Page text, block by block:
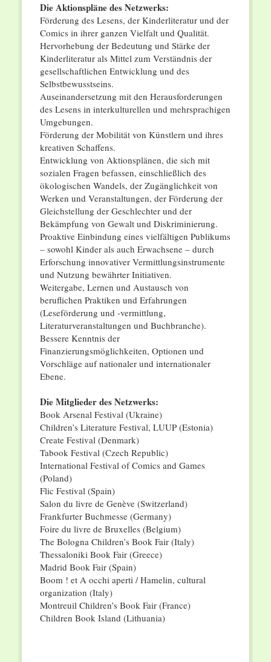
Die Aktionspläne des Netzwerks:
Förderung des Lesens, der Kinderliteratur und der
Comics in ihrer ganzen Vielfalt und Qualität.
Hervorhebung der Bedeutung und Stärke der
Kinderliteratur als Mittel zum Verständnis der
gesellschaftlichen Entwicklung und des
Selbstbewusstseins.
Auseinandersetzung mit den Herausforderungen
des Lesens in interkulturellen und mehrsprachigen
Umgebungen.
Förderung der Mobilität von Künstlern und ihres
kreativen Schaffens.
Entwicklung von Aktionsplänen, die sich mit
sozialen Fragen befassen, einschließlich des
ökologischen Wandels, der Zugänglichkeit von
Werken und Veranstaltungen, der Förderung der
Gleichstellung der Geschlechter und der
Bekämpfung von Gewalt und Diskriminierung.
Proaktive Einbindung eines vielfältigen Publikums
– sowohl Kinder als auch Erwachsene – durch
Erforschung innovativer Vermittlungsinstrumente
und Nutzung bewährter Initiativen.
Weitergabe, Lernen und Austausch von
beruflichen Praktiken und Erfahrungen
(Leseförderung und -vermittlung,
Literaturveranstaltungen und Buchbranche).
Bessere Kenntnis der
Finanzierungsmöglichkeiten, Optionen und
Vorschläge auf nationaler und internationaler
Ebene.
Die Mitglieder des Netzwerks:
Book Arsenal Festival (Ukraine)
Children’s Literature Festival, LUUP (Estonia)
Create Festival (Denmark)
Tabook Festival (Czech Republic)
International Festival of Comics and Games
(Poland)
Flic Festival (Spain)
Salon du livre de Genève (Switzerland)
Frankfurter Buchmesse (Germany)
Foire du livre de Bruxelles (Belgium)
The Bologna Children’s Book Fair (Italy)
Thessaloniki Book Fair (Greece)
Madrid Book Fair (Spain)
Boom ! et A occhi aperti / Hamelin, cultural
organization (Italy)
Montreuil Children’s Book Fair (France)
Children Book Island (Lithuania)